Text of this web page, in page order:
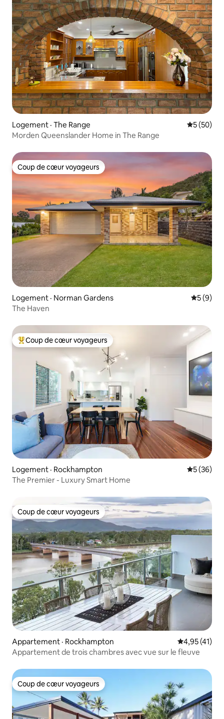
Logement · The Range Note
5 (50)
Morden Queenslander Home in The Range
Coup de cœur voyageurs
Coup de cœur voyageurs
Logement · Norman Gardens Note
5 (9)
The Haven
Coup de cœur voyageurs parmi les plus aimés
Coup de cœur voyageurs
Logement · Rockhampton Note
5 (36)
The Premier - Luxury Smart Home
Coup de cœur voyageurs
Coup de cœur voyageurs
Appartement · Rockhampton Note
4,95 (41)
Appartement de trois chambres avec vue sur le fleuve
Coup de cœur voyageurs
Coup de cœur voyageurs